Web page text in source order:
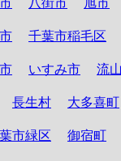
八街市 旭市
千葉市稲毛区
いすみ市 流
長生村 大多喜町
市緑区 御宿町